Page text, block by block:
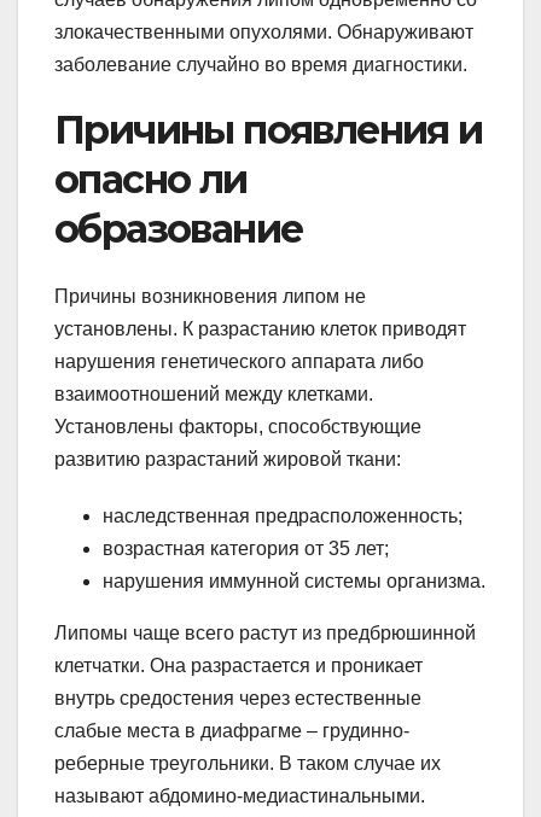
злокачественными опухолями. Обнаруживают
заболевание случайно во время диагностики.
Причины появления и
опасно ли
образование
Причины возникновения липом не
установлены. К разрастанию клеток приводят
нарушения генетического аппарата либо
взаимоотношений между клетками.
Установлены факторы, способствующие
развитию разрастаний жировой ткани:
наследственная предрасположенность;
возрастная категория от 35 лет;
нарушения иммунной системы организма.
Липомы чаще всего растут из предбрюшинной
клетчатки. Она разрастается и проникает
внутрь средостения через естественные
слабые места в диафрагме – грудинно-
реберные треугольники. В таком случае их
называют абдомино-медиастинальными.